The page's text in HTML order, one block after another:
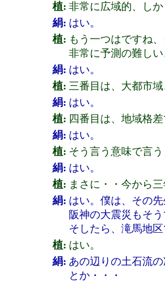
植: 非常に広域的、し
絹: はい。
植: もう一つはですね、
非常に予測の難し
絹: はい。
植: 三番目は、大都市
絹: はい。
植: 四番目は、地域格
絹: はい。
植: そう言う意味で言
絹: はい。
植: まさに・・今から
絹: はい。僕は、その
阪神の大震災もそ
そしたら、滝馬地区
植: はい。
絹: あの辺りの土石流
とか・・・